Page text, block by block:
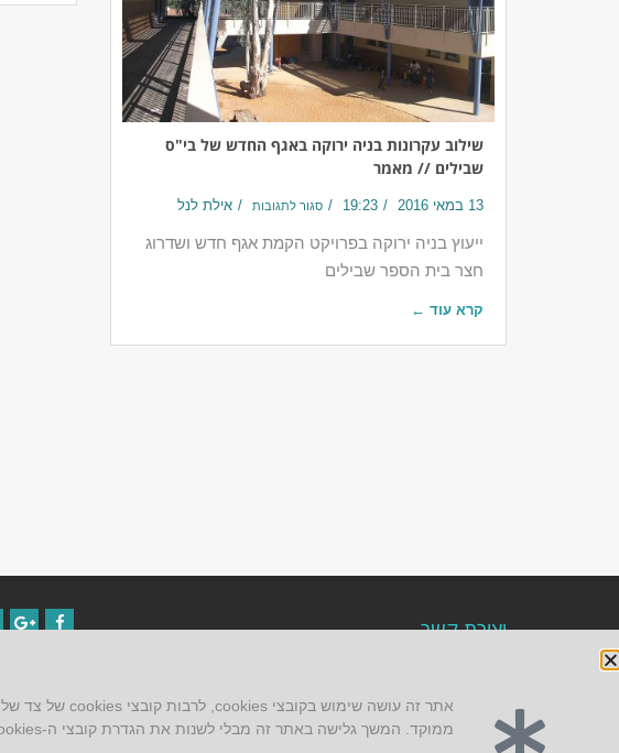
שילוב עקרונות בניה ירוקה באגף החדש של בי"ס
שבילים // מאמר
13 במאי 2016 19:23 סגור לתגובות אילת לנל
ייעוץ בניה ירוקה בפרויקט הקמת אגף חדש ושדרוג
חצר בית הספר שבילים
קרא עוד ←
יצירת קשר
טלפון:
ממוקד. המשך גלישה באתר זה מבלי לשנות את הגדרת קובצי ה-cookies של הדפדפן, מהווה אישור לשימוש שלנו בקובצי cookies.